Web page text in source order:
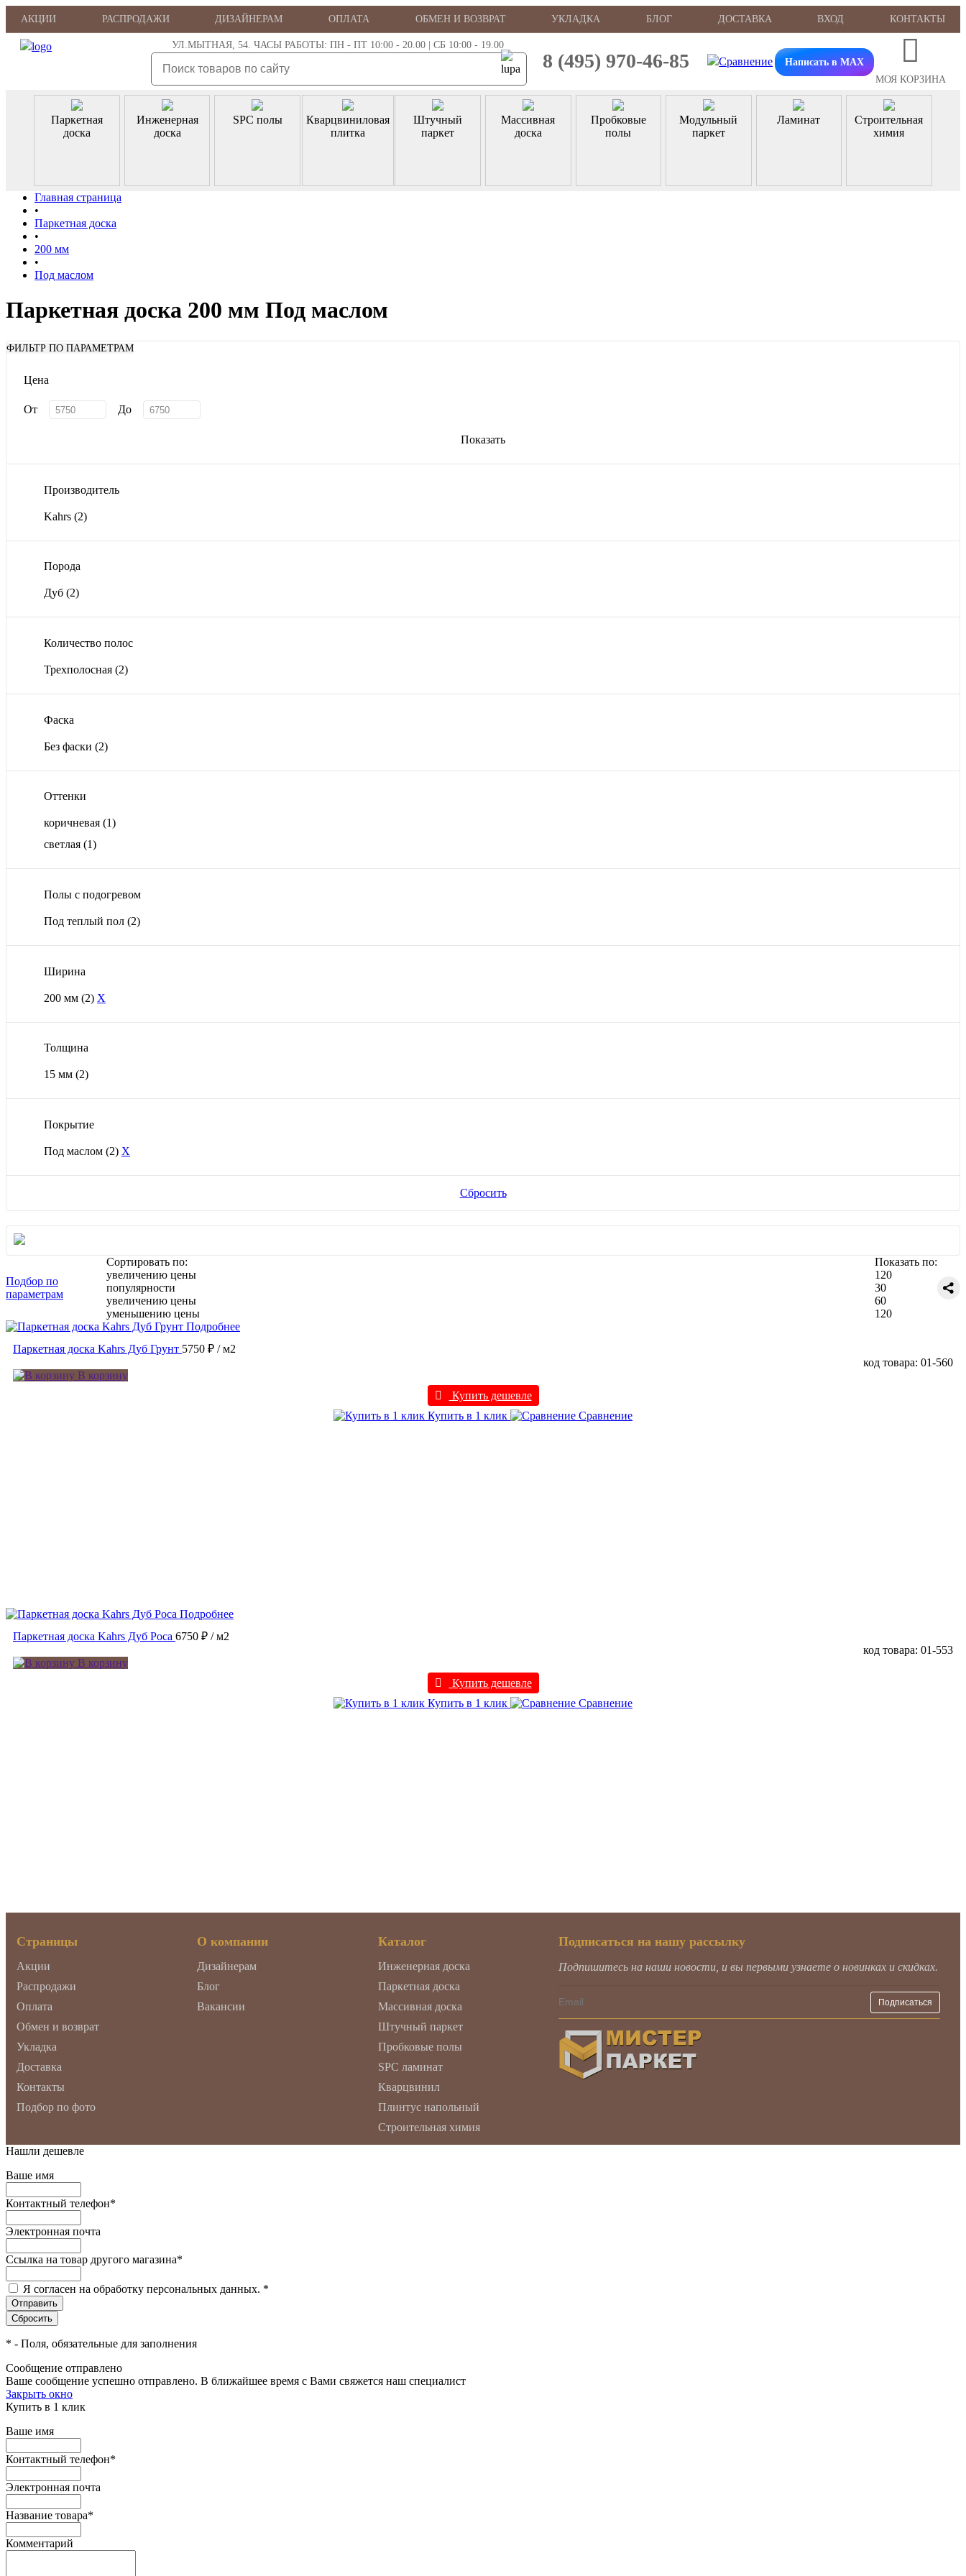
АКЦИИ РАСПРОДАЖИ ДИЗАЙНЕРАМ ОПЛАТА ОБМЕН И ВОЗВРАТ УКЛАДКА БЛОГ ДОСТАВКА ВХОД КОНТАКТЫ
УЛ.МЫТНАЯ, 54. ЧАСЫ РАБОТЫ: ПН - ПТ 10:00 - 20.00 | СБ 10:00 - 19.00
8 (495) 970-46-85
Написать в MAX
МОЯ КОРЗИНА
Паркетная
доска
Инженерная
доска
SPC полы
Кварцвиниловая
плитка
Штучный
паркет
Массивная
доска
Пробковые
полы
Модульный
паркет
Ламинат
Строительная
химия
Главная страница
•
Паркетная доска
•
200 мм
•
Под маслом
Паркетная доска 200 мм Под маслом
ФИЛЬТР ПО ПАРАМЕТРАМ
Цена
От До
Показать
Производитель
Kahrs (2)
Порода
Дуб (2)
Количество полос
Трехполосная (2)
Фаска
Без фаски (2)
Оттенки
коричневая (1)
светлая (1)
Полы с подогревом
Под теплый пол (2)
Ширина
200 мм (2) X
Толщина
15 мм (2)
Покрытие
Под маслом (2) X
Сбросить
Подбор по
параметрам
Сортировать по:
увеличению цены
популярности
увеличению цены
уменьшению цены
Показать по:
120
30
60
120
Подробнее
Паркетная доска Kahrs Дуб Грунт 5750 ₽ / м2
код товара: 01-560
В корзину
Купить дешевле
Купить в 1 клик
Сравнение
Подробнее
Паркетная доска Kahrs Дуб Роса 6750 ₽ / м2
код товара: 01-553
В корзину
Купить дешевле
Купить в 1 клик
Сравнение
Страницы
Акции
Распродажи
Оплата
Обмен и возврат
Укладка
Доставка
Контакты
Подбор по фото
О компании
Дизайнерам
Блог
Вакансии
Каталог
Инженерная доска
Паркетная доска
Массивная доска
Штучный паркет
Пробковые полы
SPC ламинат
Кварцвинил
Плинтус напольный
Строительная химия
Подписаться на нашу рассылку
Подпишитесь на наши новости, и вы первыми узнаете о новинках и скидках.
Нашли дешевле
Ваше имя
Контактный телефон*
Электронная почта
Ссылка на товар другого магазина*
Я согласен на обработку персональных данных. *
* - Поля, обязательные для заполнения
Сообщение отправлено
Ваше сообщение успешно отправлено. В ближайшее время с Вами свяжется наш специалист
Закрыть окно
Купить в 1 клик
Ваше имя
Контактный телефон*
Электронная почта
Название товара*
Комментарий